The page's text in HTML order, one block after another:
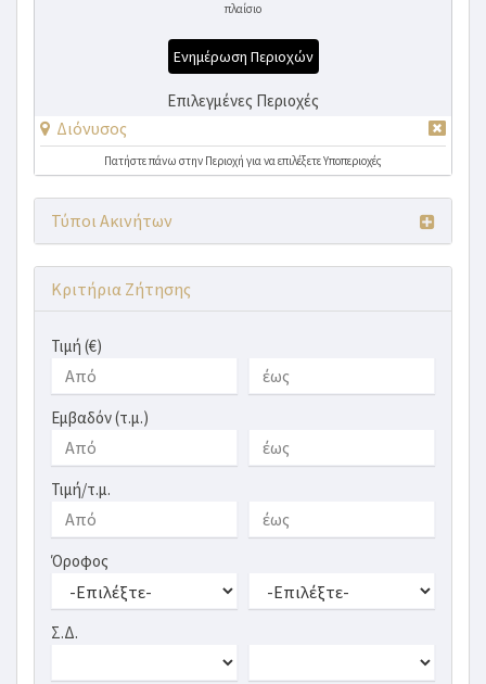
πλαίσιο
Ενημέρωση Περιοχών
Επιλεγμένες Περιοχές
Διόνυσος
Πατήστε πάνω στην Περιοχή για να επιλέξετε Υποπεριοχές
Τύποι Ακινήτων
Κριτήρια Ζήτησης
Τιμή (€)
Εμβαδόν (τ.μ.)
Τιμή/τ.μ.
Όροφος
Σ.Δ.